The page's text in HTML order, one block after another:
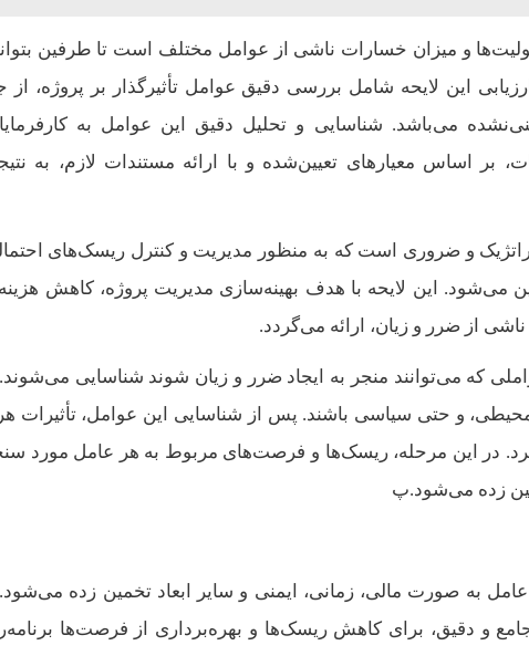
و میزان خسارات ناشی از عوامل مختلف است تا طرفین
این لایحه شامل بررسی دقیق عوامل تأثیرگذار بر پروژه، از
می‌باشد. شناسایی و تحلیل دقیق این عوامل به
بر اساس معیارهای تعیین‌شده و با ارائه مستندات لازم، به
و ضروری است که به منظور مدیریت و کنترل ریسک‌های
این لایحه با هدف بهینه‌سازی مدیریت پروژه، کاهش
از ضرر و زیان، ارائه می‌گردد.
که می‌توانند منجر به ایجاد ضرر و زیان شوند شناسایی
و حتی سیاسی باشند. پس از شناسایی این عوامل، تأثیرات
در این مرحله، ریسک‌ها و فرصت‌های مربوط به هر عامل مورد
زده می‌شود.پ
به صورت مالی، زمانی، ایمنی و سایر ابعاد تخمین زده
و دقیق، برای کاهش ریسک‌ها و بهره‌برداری از فرصت‌ها